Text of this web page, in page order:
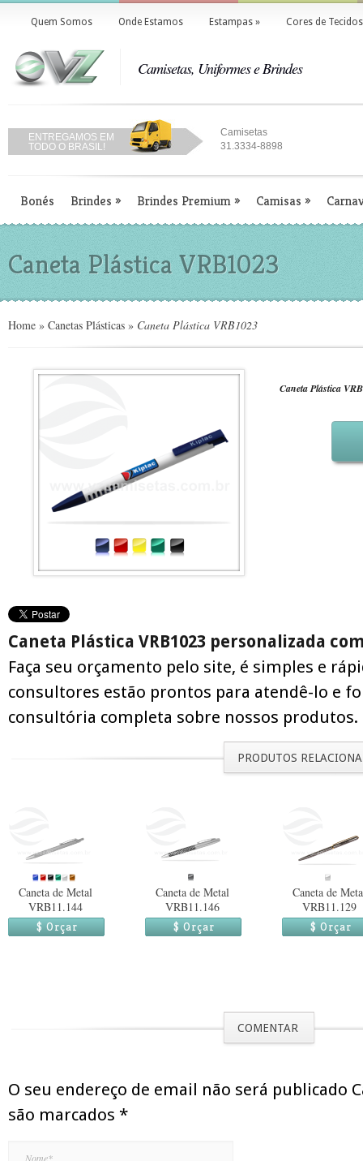
Quem Somos Onde Estamos Estampas» Cores de Tecidos
Camisetas, Uniformes e Brindes
ENTREGAMOS EM
TODO O BRASIL!
Camisetas
31.3334-8898
Bonés Brindes » Brindes Premium» Camisas »
Caneta Plástica VRB1023
Home » Canetas Plásticas » Caneta Plástica VRB1023
Caneta Plástica
Caneta Plástica VRB1023 personalizada
Faça seu orçamento pelo site, é simples e
consultores estão prontos para atendê-lo e
consultória completa sobre nossos produtos.
PRODUTOS
Caneta de Metal
VRB11.144
$ Orçar
Caneta de Metal
VRB11.146
$ Orçar
Caneta de
VRB11.129
$ Orçar
COMENTAR
O seu endereço de email não será publicado
são marcados *